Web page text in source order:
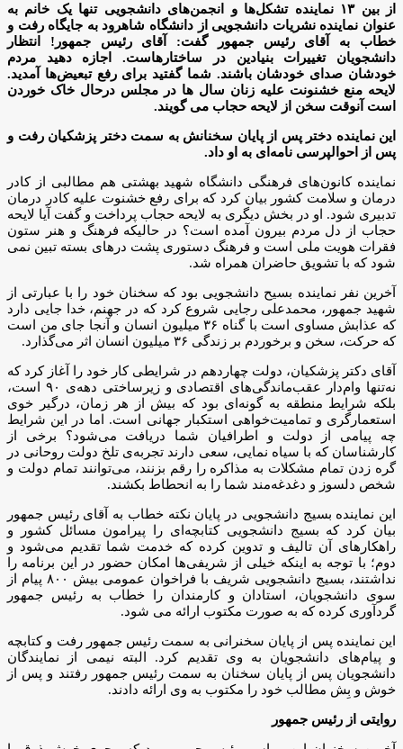
از بین ۱۳ نماینده تشکل‌ها و انجمن‌های دانشجویی تنها یک خانم به
عنوان نماینده نشریات دانشجویی از دانشگاه شاهرود به جایگاه رفت و
خطاب به آقای رئیس جمهور گفت: آقای رئیس جمهور! انتظار
دانشجویان تغییرات بنیادین در ساختارهاست. اجازه دهید مردم
خودشان صدای خودشان باشند. شما گفتید برای رفع تبعیض‌ها آمدید.
لایحه منع خشنونت علیه زنان سال ها در مجلس درحال خاک خوردن
است آنوقت سخن از لایحه حجاب می گویند.
این نماینده دختر پس از پایان سخنانش به سمت دختر پزشکیان رفت و
پس از احوالپرسی نامه‌ای به او داد.
نماینده کانون‌های فرهنگی دانشگاه شهید بهشتی هم مطالبی از کادر
درمان و سلامت کشور بیان کرد که برای رفع خشنوت علیه کادر درمان
تدبیری شود. او در بخش دیگری به لایحه حجاب پرداخت و گفت آیا لایحه
حجاب از دل مردم بیرون آمده است؟ در حالیکه فرهنگ و هنر ستون
فقرات هویت ملی است و فرهنگ دستوری پشت درهای بسته تبین نمی
شود که با تشویق حاضران همراه شد.
آخرین نفر نماینده بسیح دانشجویی بود که سخنان خود را با عبارتی از
شهید جمهور، محمدعلی رجایی شروع کرد که در جهنم، خدا جایی دارد
که عذابش مساوی است با گناه ۳۶ میلیون انسان و آنجا جای من است
که حرکت، سخن و برخوردم بر زندگی ۳۶ میلیون انسان اثر می‌گذارد.
آقای دکتر پزشکیان، دولت چهاردهم در شرایطی کار خود را آغاز کرد که
نه‌تنها وام‌دار عقب‌ماندگی‌های اقتصادی و زیرساختی دهه‌ی ۹۰ است،
بلکه شرایط منطقه به گونه‌ای بود که بیش از هر زمان، درگیر خوی
استعمارگری و تمامیت‌خواهی استکبار جهانی است. اما در این شرایط
چه پیامی از دولت و اطرافیان شما دریافت می‌شود؟ برخی از
کارشناسان که با سیاه نمایی، سعی دارند تجربه‌ی تلخ دولت روحانی در
گره زدن تمام مشکلات به مذاکره را رقم بزنند، می‌توانند تمام دولت و
شخص دلسوز و دغدغه‌مند شما را به انحطاط بکشند.
این نماینده بسیج دانشجویی در پایان نکته‌ خطاب به آقای رئیس جمهور
بیان کرد که بسیج دانشجویی کتابچه‌ای را پیرامون مسائل کشور و
راهکارهای آن تالیف و تدوین کرده که خدمت شما تقدیم می‌شود و
دوم؛ با توجه به اینکه خیلی از شریفی‌ها امکان حضور در این برنامه را
نداشتند، بسیج دانشجویی شریف با فراخوان عمومی بیش ۸۰۰ پیام از
سوی دانشجویان، استادان و کارمندان را خطاب به رئیس جمهور
گردآوری کرده که به صورت مکتوب ارائه می‌ شود.
این نماینده پس از پایان سخنرانی به سمت رئیس جمهور رفت و کتابچه
و پیام‌های دانشجویان به وی تقدیم کرد. البته نیمی از نمایندگان
دانشجویان پس از پایان سخنان به سمت رئیس جمهور رفتند و پس از
خوش و بِش مطالب خود را مکتوب به وی ارائه دادند.
روایتی از رئیس جمهور